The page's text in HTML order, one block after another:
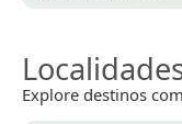
Explore destinos